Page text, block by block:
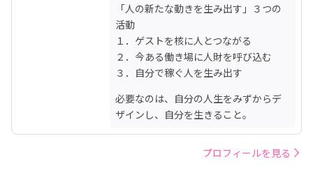
究科）を休学して地域おこし協力隊に
応募。水産と教育の2つの軸で活動。
「一人ひとりが創造できる社会を創
る」ビジョンを掲げ、食と科学による
地方での新しい生き方を探索中。
https://nullowlife.com/
✪樋田 碧子（ひだ・みどりこ）
真庭市協力隊
➤2021年7月より協力隊に着任。以前
「人の新たな動きを生み出す」３つの
活動
１．ゲストを核に人とつながる
２．今ある働き場に人財を呼び込む
３．自分で稼ぐ人を生み出す
必要なのは、自分の人生をみずからデ
ザインし、自分を生きること。
プロフィールを見る